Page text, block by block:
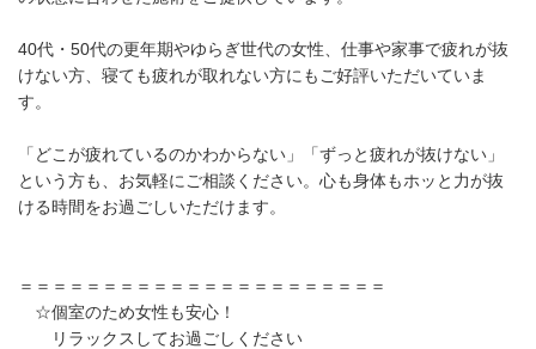
40代・50代の更年期やゆらぎ世代の女性、仕事や家事で疲れが抜
けない方、寝ても疲れが取れない方にもご好評いただいていま
す。
「どこが疲れているのかわからない」「ずっと疲れが抜けない」
という方も、お気軽にご相談ください。心も身体もホッと力が抜
ける時間をお過ごしいただけます。
＝＝＝＝＝＝＝＝＝＝＝＝＝＝＝＝＝＝＝＝＝＝
☆個室のため女性も安心！
リラックスしてお過ごしください